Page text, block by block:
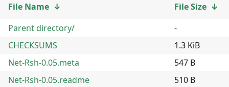
File Name ↓ File Size ↓
Parent directory/
-
CHECKSUMS
1.3 KiB
Net-Rsh-0.05.meta
547 B
Net-Rsh-0.05.readme
510 B